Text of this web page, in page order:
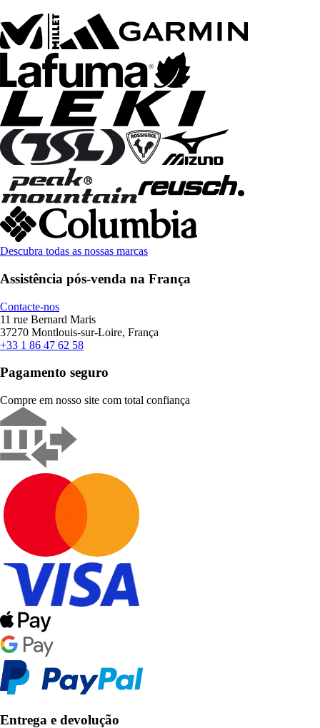
Descubra todas as nossas marcas
Assistência pós-venda na França
Contacte-nos
11 rue Bernard Maris
37270 Montlouis-sur-Loire, França
+33 1 86 47 62 58
Pagamento seguro
Compre em nosso site com total confiança
Entrega e devolução